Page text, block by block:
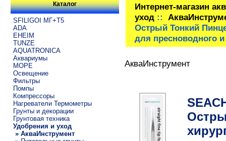
Каталог
SFILIGOI МГ+Т5
ADA
EHEIM
TUNZE
AQUATRONICA
Аквариумы
МОРЕ
Освещение
Фильтры
Помпы
Компрессоры
Нагреватели Термометры
Грунты и декорации
Грунтовая техника
Удобрения и уход
» АкваИнструмент
Интернет-магазин
уход::
Острый Тонкий
для пресноводного
АкваИнструмент